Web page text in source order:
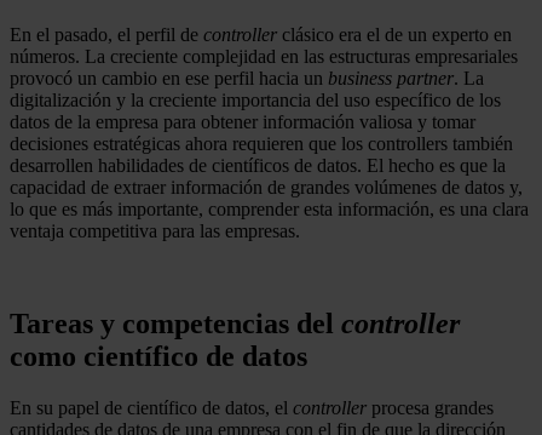
En el pasado, el perfil de controller clásico era el de un experto en
números. La creciente complejidad en las estructuras empresariales
provocó un cambio en ese perfil hacia un business partner. La
digitalización y la creciente importancia del uso específico de los
datos de la empresa para obtener información valiosa y tomar
decisiones estratégicas ahora requieren que los controllers también
desarrollen habilidades de científicos de datos. El hecho es que la
capacidad de extraer información de grandes volúmenes de datos y,
lo que es más importante, comprender esta información, es una clara
ventaja competitiva para las empresas.
Tareas y competencias del controller
como científico de datos
En su papel de científico de datos, el controller procesa grandes
cantidades de datos de una empresa con el fin de que la dirección